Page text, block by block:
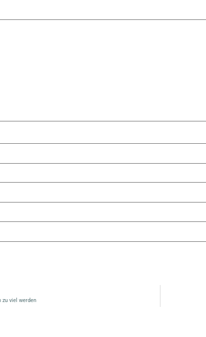
zu viel werden